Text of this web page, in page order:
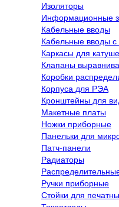
Изоляторы
Информационные
Кабельные вводы
Кабельные вводы с
Каркасы для
Клапаны
Коробки
Корпуса для РЭА
Кронштейны для
Макетные платы
Ножки приборные
Панельки для
Патч-панели
Радиаторы
Ручки приборные
Стойки для